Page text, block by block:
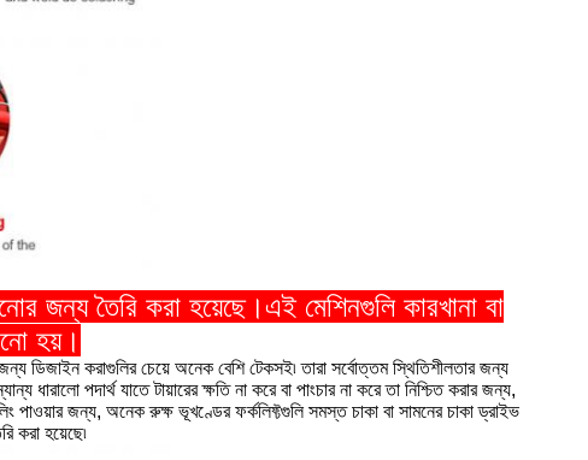
জন্য তৈরি করা হয়েছে।এই মেশিনগুলি কারখানা বা
হয়।
ডিজাইন করাগুলির চেয়ে অনেক বেশি টেকসই৷ তারা সর্বোত্তম স্থিতিশীলতার জন্য
পদার্থ যাতে টায়ারের ক্ষতি না করে বা পাংচার না করে তা নিশ্চিত করার জন্য,
পাওয়ার জন্য, অনেক রুক্ষ ভূখণ্ডের ফর্কলিফ্টগুলি সমস্ত চাকা বা সামনের চাকা ড্রাইভ
করা হয়েছে৷